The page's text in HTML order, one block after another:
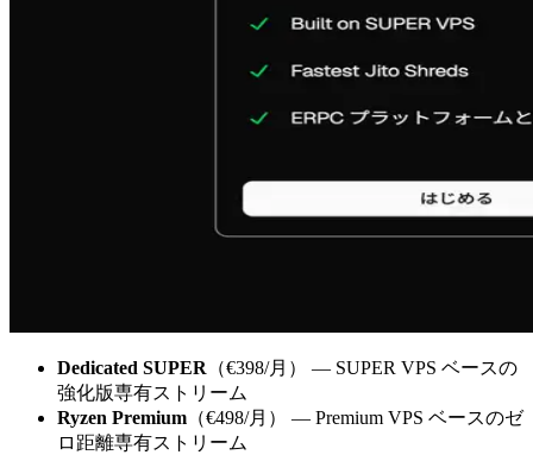
Dedicated SUPER （€398/月） — SUPER VPS ベースの
強化版専有ストリーム
Ryzen Premium （€498/月） — Premium VPS ベースのゼ
ロ距離専有ストリーム